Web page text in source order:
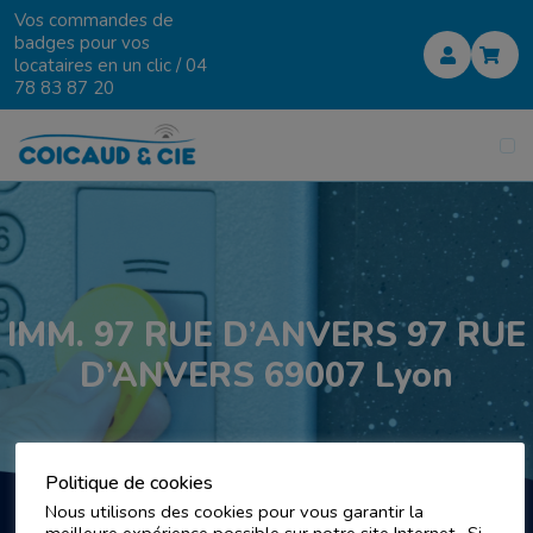
Vos commandes de
badges pour vos
locataires en un clic /04
78 83 87 20
IMM. 97 RUE D’ANVERS 97 RUE
D’ANVERS 69007 Lyon
Politique de cookies
Nous utilisons des cookies pour vous garantir la